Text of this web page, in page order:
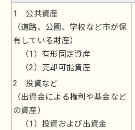
1 公共資産
（道路、公園、学校など市が保
有している財産）
（1）有形固定資産
（2）売却可能資産
2 投資など
（出資金による権利や基金など
の資産）
（1）投資および出資金